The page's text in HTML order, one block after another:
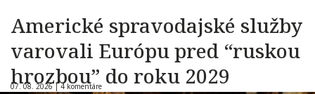
Americké spravodajské služby
varovali Európu pred “ruskou
hrozbou” do roku 2029
07. 08. 2026 |4 komentáre